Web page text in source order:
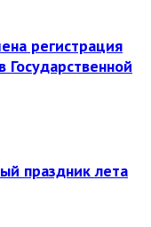
регистрация
праздник лета